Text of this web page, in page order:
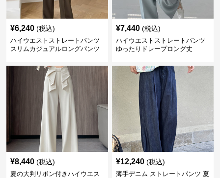
¥6,240 (税込)
ハイウエストストレートパンツ
スリムカジュアルロングパンツ
¥7,440 (税込)
ハイウエストストレートパンツ
ゆったりドレープロング丈
¥8,440 (税込)
夏の大判リボン付きハイウエス
¥12,240 (税込)
薄手デニム ストレートパンツ 夏